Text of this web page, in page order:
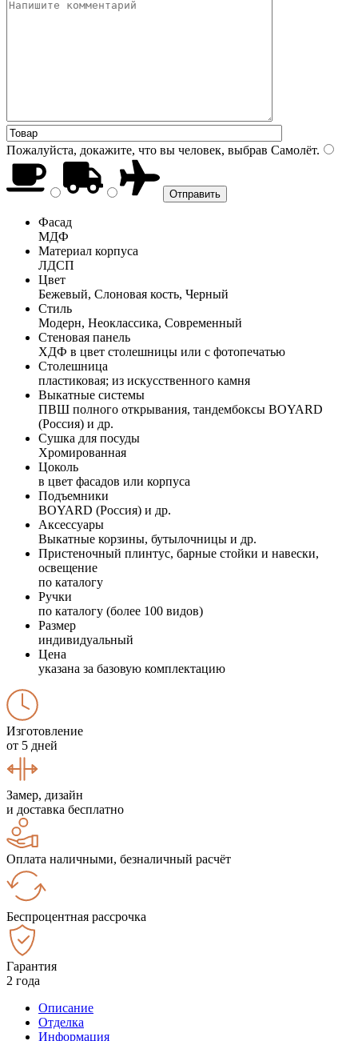
Пожалуйста, докажите, что вы человек, выбрав Самолёт.
Фасад
МДФ
Материал корпуса
ЛДСП
Цвет
Бежевый, Слоновая кость, Черный
Стиль
Модерн, Неоклассика, Современный
Стеновая панель
ХДФ в цвет столешницы или с фотопечатью
Столешница
пластиковая; из искусственного камня
Выкатные системы
ПВШ полного открывания, тандембоксы BOYARD
(Россия) и др.
Сушка для посуды
Хромированная
Цоколь
в цвет фасадов или корпуса
Подъемники
BOYARD (Россия) и др.
Аксессуары
Выкатные корзины, бутылочницы и др.
Пристеночный плинтус, барные стойки и навески,
освещение
по каталогу
Ручки
по каталогу (более 100 видов)
Размер
индивидуальный
Цена
указана за базовую комплектацию
Изготовление
от 5 дней
Замер, дизайн
и доставка бесплатно
Оплата наличными, безналичный расчёт
Беспроцентная рассрочка
Гарантия
2 года
Описание
Отделка
Информация